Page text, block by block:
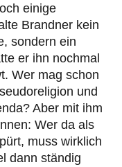
einige
Brandner kein
sondern ein
er ihn nochmal
Wer mag schon
und
Aber mit ihm
Wer da als
muss wirklich
dann ständig